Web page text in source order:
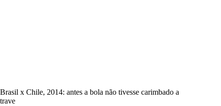
Brasil x Chile, 2014: antes a bola não tivesse carimbado a
trave